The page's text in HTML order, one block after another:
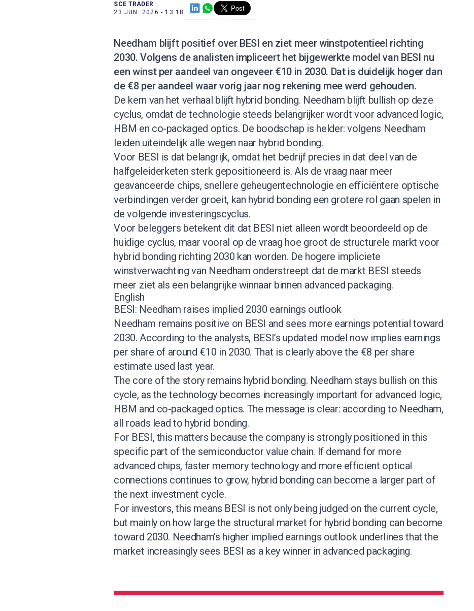
SCE TRADER
23 JUN. 2026 - 13:18
Needham blijft positief over BESI en ziet meer winstpotentieel richting
2030. Volgens de analisten impliceert het bijgewerkte model van BESI nu
een winst per aandeel van ongeveer €10 in 2030. Dat is duidelijk hoger dan
de €8 per aandeel waar vorig jaar nog rekening mee werd gehouden.
De kern van het verhaal blijft hybrid bonding. Needham blijft bullish op deze
cyclus, omdat de technologie steeds belangrijker wordt voor advanced logic,
HBM en co-packaged optics. De boodschap is helder: volgens Needham
leiden uiteindelijk alle wegen naar hybrid bonding.
Voor BESI is dat belangrijk, omdat het bedrijf precies in dat deel van de
halfgeleiderketen sterk gepositioneerd is. Als de vraag naar meer
geavanceerde chips, snellere geheugentechnologie en efficiëntere optische
verbindingen verder groeit, kan hybrid bonding een grotere rol gaan spelen in
de volgende investeringscyclus.
Voor beleggers betekent dit dat BESI niet alleen wordt beoordeeld op de
huidige cyclus, maar vooral op de vraag hoe groot de structurele markt voor
hybrid bonding richting 2030 kan worden. De hogere impliciete
winstverwachting van Needham onderstreept dat de markt BESI steeds
meer ziet als een belangrijke winnaar binnen advanced packaging.
English
BESI: Needham raises implied 2030 earnings outlook
Needham remains positive on BESI and sees more earnings potential toward
2030. According to the analysts, BESI’s updated model now implies earnings
per share of around €10 in 2030. That is clearly above the €8 per share
estimate used last year.
The core of the story remains hybrid bonding. Needham stays bullish on this
cycle, as the technology becomes increasingly important for advanced logic,
HBM and co-packaged optics. The message is clear: according to Needham,
all roads lead to hybrid bonding.
For BESI, this matters because the company is strongly positioned in this
specific part of the semiconductor value chain. If demand for more
advanced chips, faster memory technology and more efficient optical
connections continues to grow, hybrid bonding can become a larger part of
the next investment cycle.
For investors, this means BESI is not only being judged on the current cycle,
but mainly on how large the structural market for hybrid bonding can become
toward 2030. Needham’s higher implied earnings outlook underlines that the
market increasingly sees BESI as a key winner in advanced packaging.